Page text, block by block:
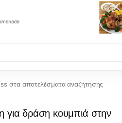
στα αποτελέσματα αναζήτησης
για δράση κουμπιά στην